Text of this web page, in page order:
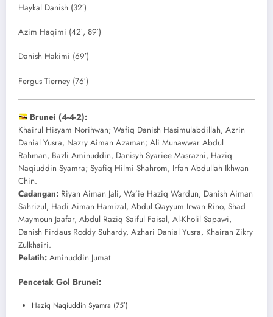
Haykal Danish (32′)
Azim Haqimi (42′, 89′)
Danish Hakimi (69′)
Fergus Tierney (76′)
Brunei (4-4-2):
Khairul Hisyam Norihwan; Wafiq Danish Hasimulabdillah, Azrin
Danial Yusra, Nazry Aiman Azaman; Ali Munawwar Abdul
Rahman, Bazli Aminuddin, Danisyh Syariee Masrazni, Haziq
Naqiuddin Syamra; Syafiq Hilmi Shahrom, Irfan Abdullah Ikhwan
Chin.
Cadangan: Riyan Aiman Jali, Wa’ie Haziq Wardun, Danish Aiman
Sahrizul, Hadi Aiman Hamizal, Abdul Qayyum Irwan Rino, Shad
Maymoun Jaafar, Abdul Raziq Saiful Faisal, Al-Kholil Sapawi,
Danish Firdaus Roddy Suhardy, Azhari Danial Yusra, Khairan Zikry
Zulkhairi.
Pelatih: Aminuddin Jumat
Pencetak Gol Brunei:
Haziq Naqiuddin Syamra (75′)